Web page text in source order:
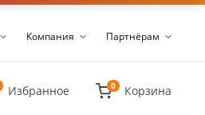
Компания Партнёрам
Избранное 0 Корзина